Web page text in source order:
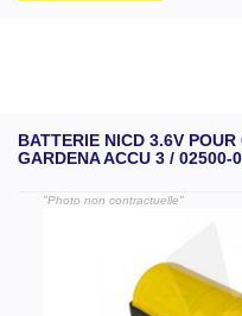
BATTERIE NICD 3.6V
GARDENA ACCU 3 / 02500-
"Photo non contractuelle"